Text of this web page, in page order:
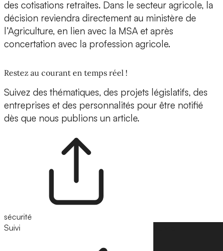
des cotisations retraites. Dans le secteur agricole, la
décision reviendra directement au ministère de
l’Agriculture, en lien avec la MSA et après
concertation avec la profession agricole.
Restez au courant en temps réel !
Suivez des thématiques, des projets législatifs, des
entreprises et des personnalités pour être notifié
dès que nous publions un article.
sécurité
Suivi